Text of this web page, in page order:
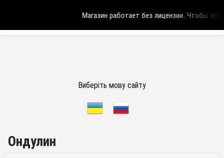
Магазин работает без лицензии.Чтобы эта
Виберіть мову сайту
Ондулин